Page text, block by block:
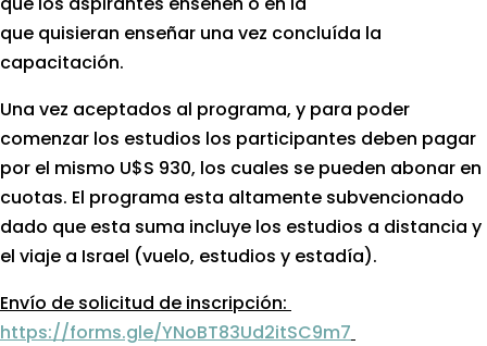
que quisieran enseñar una vez concluída la
capacitación.
Una vez aceptados al programa, y para poder
comenzar los estudios los participantes deben pagar
por el mismo U$S 930, los cuales se pueden abonar en
cuotas. El programa esta altamente subvencionado
dado que esta suma incluye los estudios a distancia y
el viaje a Israel (vuelo, estudios y estadía).
Envío de solicitud de inscripción:
https://forms.gle/YNoBT83Ud2itSC9m7